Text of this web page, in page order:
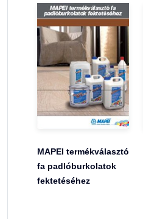
MAPEI termékválasztó
fa padlóburkolatok
fektetéséhez